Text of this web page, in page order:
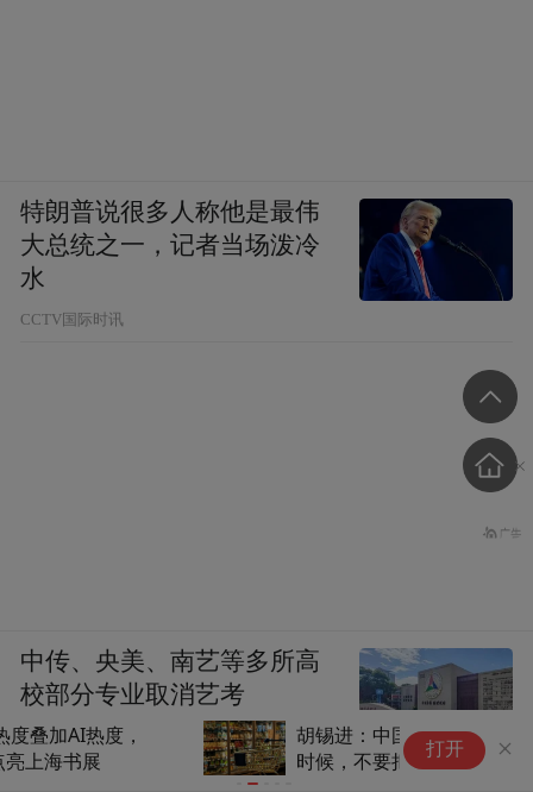
胡锡进：中国人到了改变观念的
时候，不要把自己搞得太苦
打开
特朗普说很多人称他是最伟
大总统之一，记者当场泼冷
水
CCTV国际时讯
中传、央美、南艺等多所高
校部分专业取消艺考